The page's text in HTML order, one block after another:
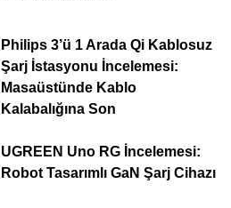
Philips 3’ü 1 Arada Qi Kablosuz
Şarj İstasyonu İncelemesi:
Masaüstünde Kablo
Kalabalığına Son
UGREEN Uno RG İncelemesi:
Robot Tasarımlı GaN Şarj Cihazı